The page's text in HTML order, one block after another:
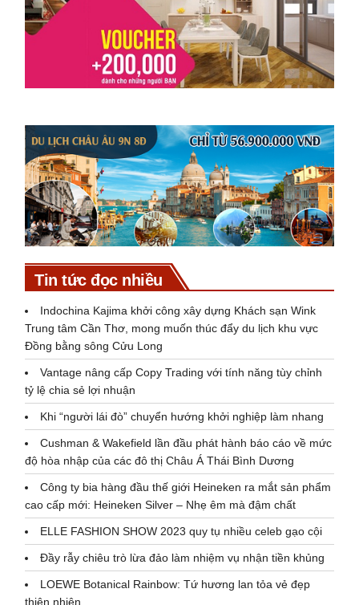
Tin tức đọc nhiều
Indochina Kajima khởi công xây dựng Khách sạn Wink
Trung tâm Cần Thơ, mong muốn thúc đẩy du lịch khu vực
Đồng bằng sông Cửu Long
Vantage nâng cấp Copy Trading với tính năng tùy chỉnh
tỷ lệ chia sẻ lợi nhuận
Khi “người lái đò” chuyển hướng khởi nghiệp làm nhang
Cushman & Wakefield lần đầu phát hành báo cáo về mức
độ hòa nhập của các đô thị Châu Á Thái Bình Dương
Công ty bia hàng đầu thế giới Heineken ra mắt sản phẩm
cao cấp mới: Heineken Silver – Nhẹ êm mà đậm chất
ELLE FASHION SHOW 2023 quy tụ nhiều celeb gạo cội
Đầy rẫy chiêu trò lừa đảo làm nhiệm vụ nhận tiền khủng
LOEWE Botanical Rainbow: Tứ hương lan tỏa vẻ đẹp
thiên nhiên